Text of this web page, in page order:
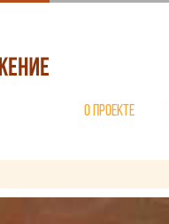
О проекте